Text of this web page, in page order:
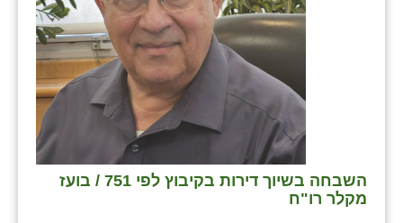
השבחה בשיוך דירות בקיבוץ לפי 751 / בועז
מקלר רו"ח
גן השומרון